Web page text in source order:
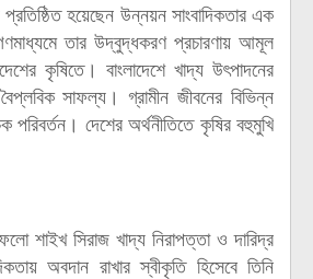
হয়েছেন উন্নয়ন সাংবাদিকতার এক
তার উদ্বুদ্ধকরণ প্রচারণায় আমূল
কৃষিতে। বাংলাদেশে খাদ্য উৎপাদনের
সাফল্য। গ্রামীন জীবনের বিভিন্ন
পরিবর্তন। দেশের অর্থনীতিতে কৃষির বহুমুখি
শাইখ সিরাজ খাদ্য নিরাপত্তা ও দারিদ্র
অবদান রাখার স্বীকৃতি হিসেবে তিনি